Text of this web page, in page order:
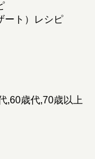
ート）レシピ
,60歳代,70歳以上